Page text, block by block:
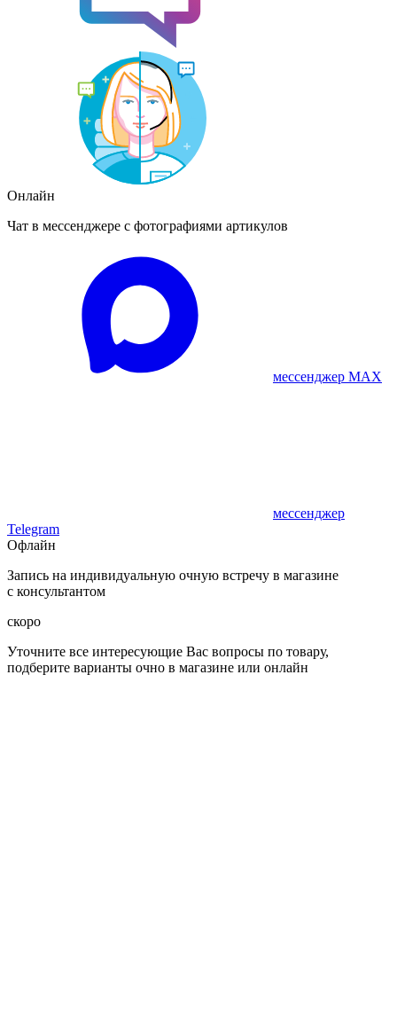
Онлайн
Чат в мессенджере с фотографиями артикулов
мессенджер MAX
мессенджер
Telegram
Офлайн
Запись на индивидуальную очную встречу в магазине
с консультантом
скоро
Уточните все интересующие Вас вопросы по товару,
подберите варианты очно в магазине или онлайн